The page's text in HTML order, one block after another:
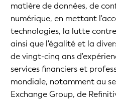
matière de données, de
numérique, en mettant
technologies, la lutte
ainsi que l'égalité et la
de vingt-cinq ans
services financiers et
mondiale, notamment au
Exchange Group, de